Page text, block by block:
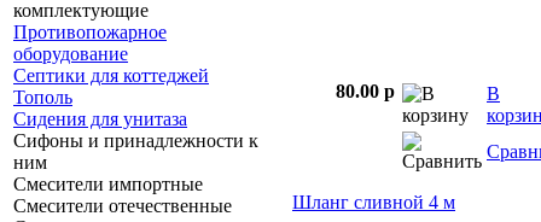
комплектующие
Противопожарное
оборудование
Септики для коттеджей
Тополь
Сидения для унитаза
Сифоны и принадлежности к
ним
Смесители импортные
Смесители отечественные
80.00 p
В
Шланг сливной 4 м